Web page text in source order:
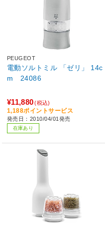
PEUGEOT
電動ソルトミル 「ゼリ」 14c
m 24086
¥11,880(税込)
1,188ポイントサービス
発売日：2010/04/01発売
在庫あり